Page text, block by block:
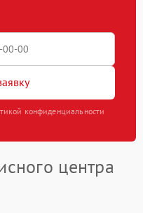
конфиденциальности
центра